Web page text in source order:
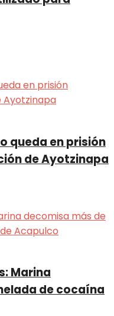
queda en prisión
de Ayotzinapa
Marina
de cocaína